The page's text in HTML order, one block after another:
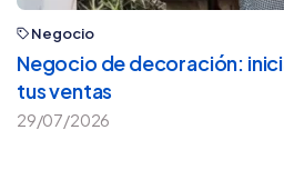
Negocio
Negocio de decoración:
tus ventas
29/07/2026